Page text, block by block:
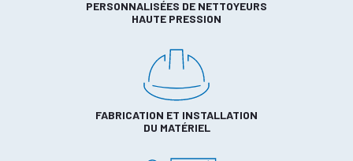
PERSONNALISÉES DE NETTOYEURS
HAUTE PRESSION
FABRICATION ET INSTALLATION
DU MATÉRIEL